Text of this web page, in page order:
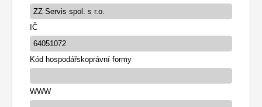
IČ
Kód hospodářskoprávní formy
WWW